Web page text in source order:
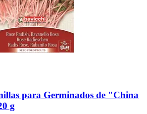
para Germinados de "China
g